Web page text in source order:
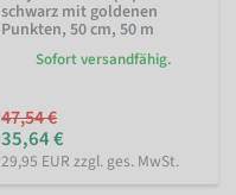
schwarz mit goldenen
Punkten, 50 cm, 50 m
Sofort versandfähig.
47,54 €
35,64 €
29,95 EUR zzgl. ges. MwSt.